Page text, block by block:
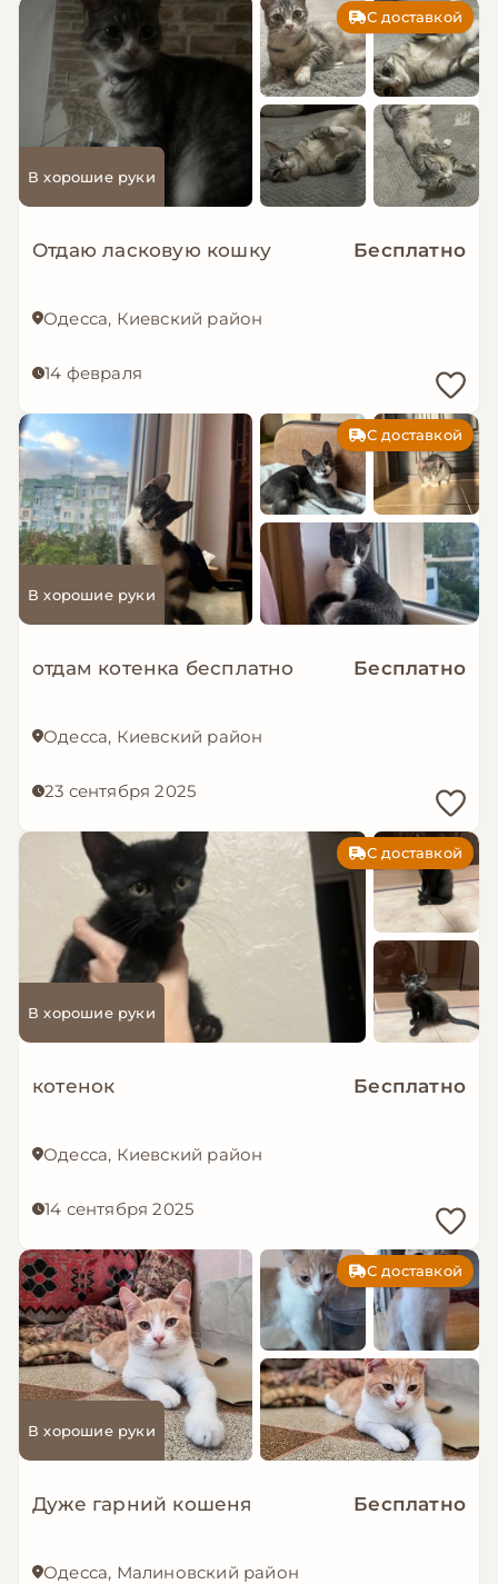
С доставкой
В хорошие руки
Отдаю ласковую кошку Бесплатно
Одесса, Киевский район
14 февраля
С доставкой
В хорошие руки
отдам котенка бесплатно Бесплатно
Одесса, Киевский район
23 сентября 2025
С доставкой
В хорошие руки
котенок Бесплатно
Одесса, Киевский район
14 сентября 2025
С доставкой
В хорошие руки
Дуже гарний кошеня Бесплатно
Одесса, Малиновский район